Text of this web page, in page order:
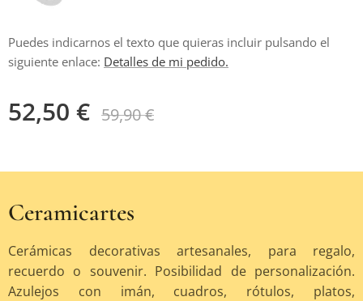
Puedes indicarnos el texto que quieras incluir pulsando el
siguiente enlace: Detalles de mi pedido.
52,50 € 59,90€
Ceramicartes
Cerámicas decorativas artesanales, para regalo,
recuerdo o souvenir. Posibilidad de personalización.
Azulejos con imán, cuadros, rótulos, platos,